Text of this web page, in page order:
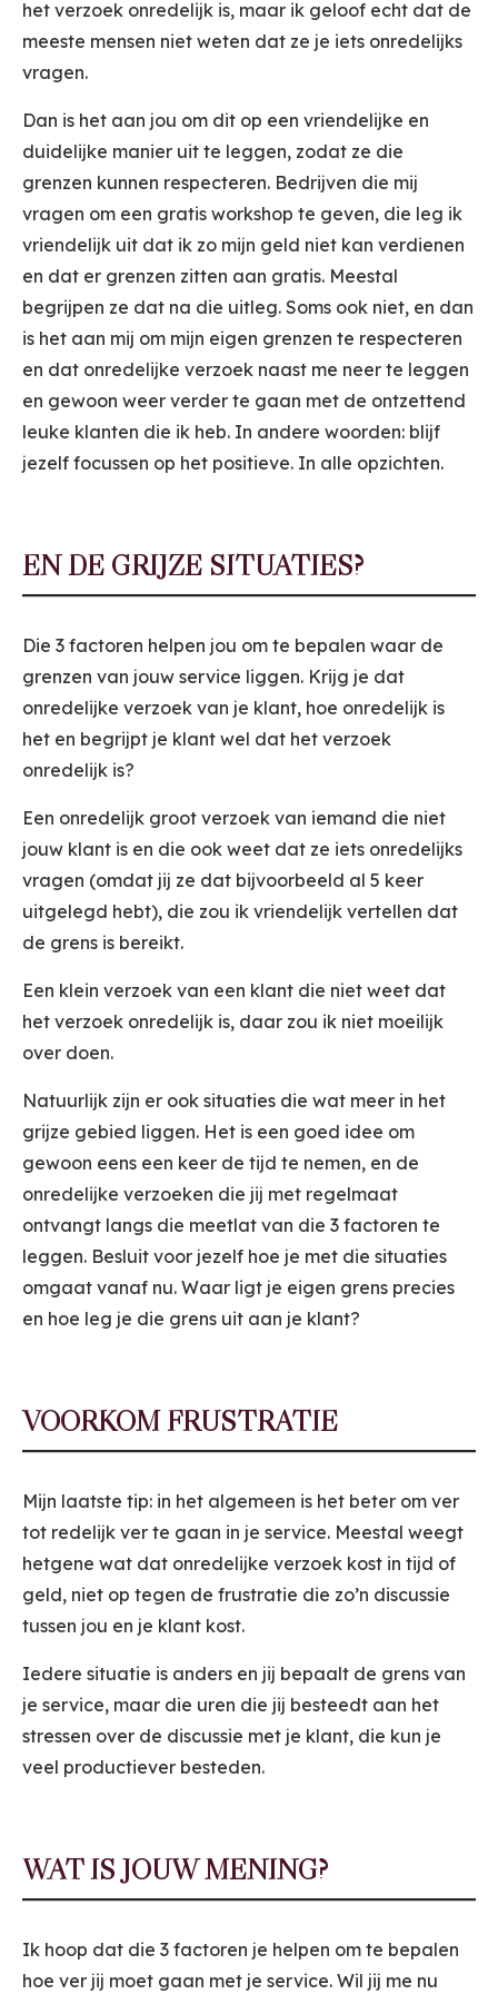
het verzoek onredelijk is, maar ik geloof echt dat de
meeste mensen niet weten dat ze je iets onredelijks
vragen.
Dan is het aan jou om dit op een vriendelijke en
duidelijke manier uit te leggen, zodat ze die
grenzen kunnen respecteren. Bedrijven die mij
vragen om een gratis workshop te geven, die leg ik
vriendelijk uit dat ik zo mijn geld niet kan verdienen
en dat er grenzen zitten aan gratis. Meestal
begrijpen ze dat na die uitleg. Soms ook niet, en dan
is het aan mij om mijn eigen grenzen te respecteren
en dat onredelijke verzoek naast me neer te leggen
en gewoon weer verder te gaan met de ontzettend
leuke klanten die ik heb. In andere woorden: blijf
jezelf focussen op het positieve. In alle opzichten.
EN DE GRIJZE SITUATIES?
Die 3 factoren helpen jou om te bepalen waar de
grenzen van jouw service liggen. Krijg je dat
onredelijke verzoek van je klant, hoe onredelijk is
het en begrijpt je klant wel dat het verzoek
onredelijk is?
Een onredelijk groot verzoek van iemand die niet
jouw klant is en die ook weet dat ze iets onredelijks
vragen (omdat jij ze dat bijvoorbeeld al 5 keer
uitgelegd hebt), die zou ik vriendelijk vertellen dat
de grens is bereikt.
Een klein verzoek van een klant die niet weet dat
het verzoek onredelijk is, daar zou ik niet moeilijk
over doen.
Natuurlijk zijn er ook situaties die wat meer in het
grijze gebied liggen. Het is een goed idee om
gewoon eens een keer de tijd te nemen, en de
onredelijke verzoeken die jij met regelmaat
ontvangt langs die meetlat van die 3 factoren te
leggen. Besluit voor jezelf hoe je met die situaties
omgaat vanaf nu. Waar ligt je eigen grens precies
en hoe leg je die grens uit aan je klant?
VOORKOM FRUSTRATIE
Mijn laatste tip: in het algemeen is het beter om ver
tot redelijk ver te gaan in je service. Meestal weegt
hetgene wat dat onredelijke verzoek kost in tijd of
geld, niet op tegen de frustratie die zo’n discussie
tussen jou en je klant kost.
Iedere situatie is anders en jij bepaalt de grens van
je service, maar die uren die jij besteedt aan het
stressen over de discussie met je klant, die kun je
veel productiever besteden.
WAT IS JOUW MENING?
Ik hoop dat die 3 factoren je helpen om te bepalen
hoe ver jij moet gaan met je service. Wil jij me nu